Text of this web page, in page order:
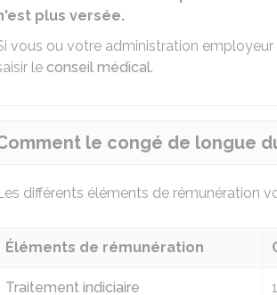
plus versée.
vous ou votre administration
le conseil médical.
le congé de longue
différents éléments de rémunération
Éléments de rémunération
Traitement indiciaire